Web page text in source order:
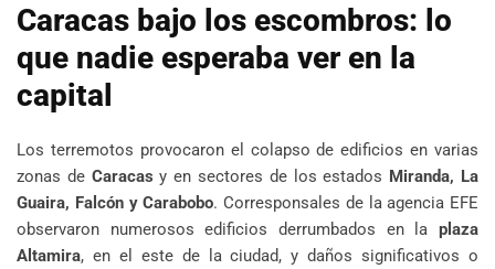
Caracas bajo los escombros: lo
que nadie esperaba ver en la
capital
Los terremotos provocaron el colapso de edificios en varias
zonas de Caracas y en sectores de los estados Miranda, La
Guaira, Falcón y Carabobo. Corresponsales de la agencia EFE
observaron numerosos edificios derrumbados en la plaza
Altamira, en el este de la ciudad, y daños significativos o